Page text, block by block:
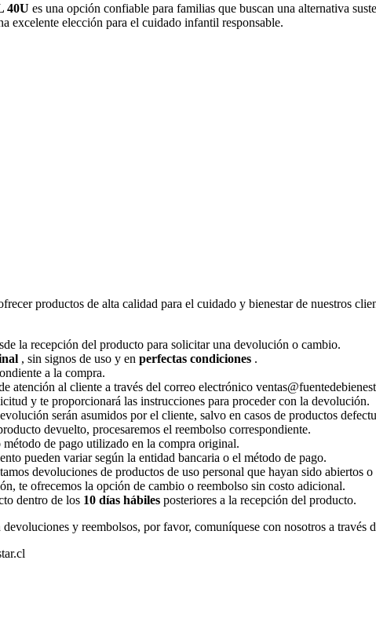
40U es una opción confiable para familias que buscan una alternativa
excelente elección para el cuidado infantil responsable.
productos de alta calidad para el cuidado y bienestar de nuestros
la recepción del producto para solicitar una devolución o cambio.
, sin signos de uso y en perfectas condiciones .
a la compra.
atención al cliente a través del correo electrónico
y te proporcionará las instrucciones para proceder con la devolución.
serán asumidos por el cliente, salvo en casos de productos
devuelto, procesaremos el reembolso correspondiente.
de pago utilizado en la compra original.
pueden variar según la entidad bancaria o el método de pago.
devoluciones de productos de uso personal que hayan sido abiertos
te ofrecemos la opción de cambio o reembolso sin costo adicional.
dentro de los 10 días hábiles posteriores a la recepción del producto.
y reembolsos, por favor, comuníquese con nosotros a través